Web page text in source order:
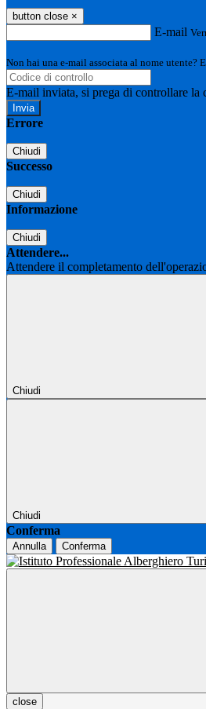
button close ×
E-mail
Non hai una e-mail associata al nome utente?
E-mail inviata, si prega di controllare la
Errore
Chiudi
Successo
Chiudi
Informazione
Chiudi
Attendere...
Attendere il completamento
Chiudi
Chiudi
Conferma
Annulla Conferma
close